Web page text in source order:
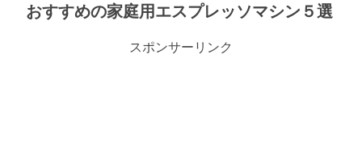
おすすめの家庭用エスプレッソマシン５選
スポンサーリンク